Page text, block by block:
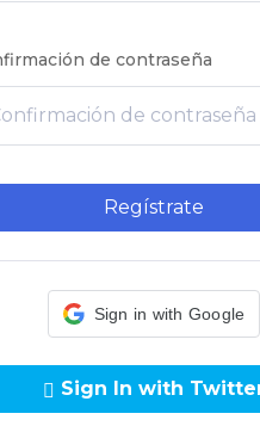
de contraseña
Regístrate
Sign in with Google
Sign In with